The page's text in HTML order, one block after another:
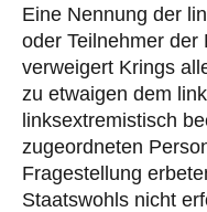
Eine Nennung der
oder Teilnehmer der
verweigert Krings
zu etwaigen dem
linksextremistisch
zugeordneten
Fragestellung
Staatswohls nicht